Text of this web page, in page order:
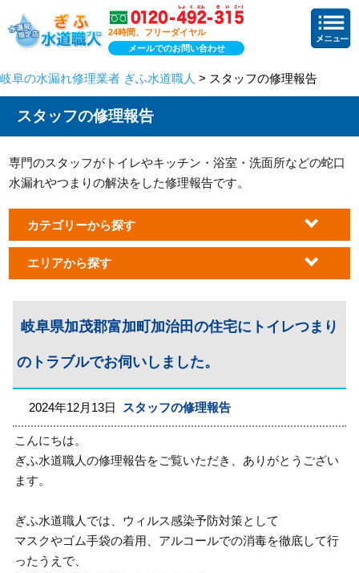
24時間、フリーダイヤル
メールでのお問い合わせ
岐阜の水漏れ修理業者 ぎふ水道職人 > スタッフの修理報告
スタッフの修理報告
専門のスタッフがトイレやキッチン・浴室・洗面所などの蛇口
水漏れやつまりの解決をした修理報告です。
カテゴリーから探す
エリアから探す
岐阜県加茂郡富加町加治田の住宅にトイレつまり
のトラブルでお伺いしました。
2024年12月13日 スタッフの修理報告
こんにちは。
ぎふ水道職人の修理報告をご覧いただき、ありがとうござい
ます。
ぎふ水道職人では、ウィルス感染予防対策として
マスクやゴム手袋の着用、アルコールでの消毒を徹底して行
ったうえで、